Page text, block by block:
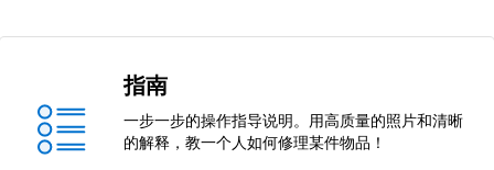
指南
一步一步的操作指导说明。用高质量的照片和清晰
的解释，教一个人如何修理某件物品！